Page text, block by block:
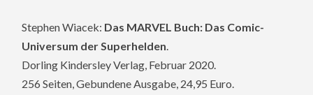
Stephen Wiacek: Das MARVEL Buch: Das Comic-
Universum der Superhelden.
Dorling Kindersley Verlag, Februar 2020.
256 Seiten, Gebundene Ausgabe, 24,95 Euro.